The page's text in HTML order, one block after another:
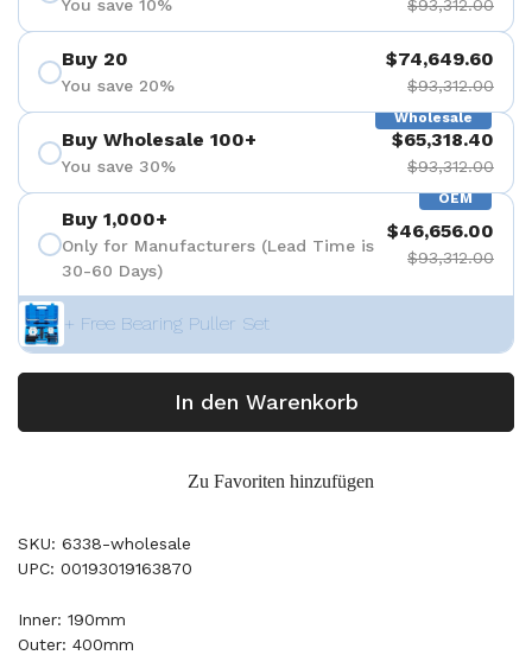
You save 10% $93,312.00
Buy 20
You save 20%
$74,649.60
$93,312.00
Wholesale
Buy Wholesale 100+
You save 30%
$65,318.40
$93,312.00
OEM
Buy 1,000+
Only for Manufacturers (Lead Time is
30-60 Days)
$46,656.00
$93,312.00
+ Free Bearing Puller Set
In den Warenkorb
Zu Favoriten hinzufügen
SKU: 6338-wholesale
UPC: 00193019163870
Inner: 190mm
Outer: 400mm